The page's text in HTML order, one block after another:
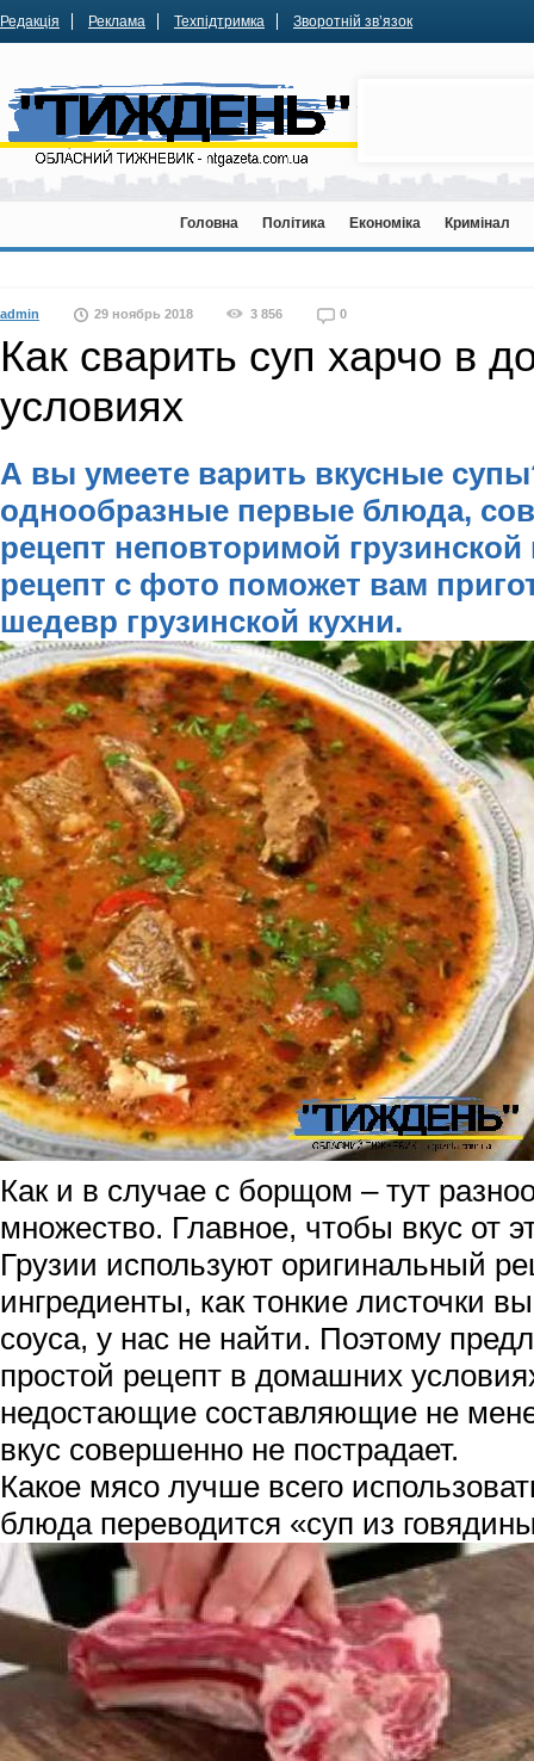
Редакція Реклама Техпідтримка Зворотній зв’язок
Головна Політика Економіка Кримінал
admin 29 ноябрь 2018 3 856 0
Как сварить суп харчо в
условиях
А вы умеете варить вкусные
однообразные первые блюда,
рецепт неповторимой
рецепт с фото поможет вам
шедевр грузинской кухни.
Как и в случае с борщом – тут
множество. Главное, чтобы вкус от
Грузии используют оригинальный
ингредиенты, как тонкие листочки
соуса, у нас не найти. Поэтому
простой рецепт в домашних
недостающие составляющие не
вкус совершенно не пострадает.
Какое мясо лучше всего
блюда переводится «суп из